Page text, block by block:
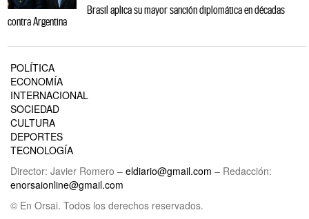
Brasil aplica su mayor sanción diplomática en décadas
contra Argentina
POLÍTICA
ECONOMÍA
INTERNACIONAL
SOCIEDAD
CULTURA
DEPORTES
TECNOLOGÍA
Director: Javier Romero – eldiario@gmail.com – Redacción:
enorsaionline@gmail.com
© En Orsai. Todos los derechos reservados.